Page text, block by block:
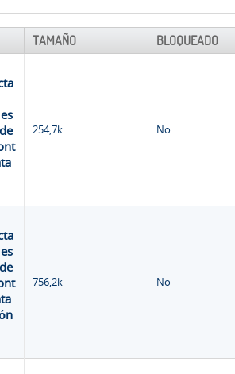
TAMAÑO BLOQUEADO
254,7k No
756,2k No